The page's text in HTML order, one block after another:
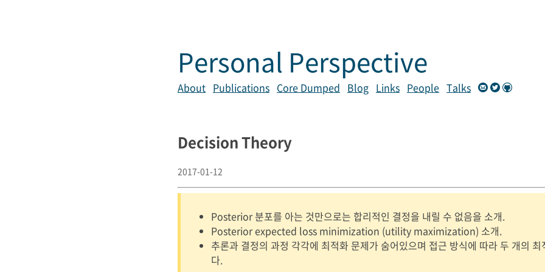
Personal Perspective
About Publications Core Dumped Blog Links People Talks
Decision Theory
2017-01-12
Posterior 분포를 아는 것만으로는 합리적인 결정을 내릴 수 없음을 소개.
Posterior expected loss minimization (utility maximization) 소개.
추론과 결정의 과정 각각에 최적화 문제가 숨어있으며 접근 방식에 따라 두 개의
다.